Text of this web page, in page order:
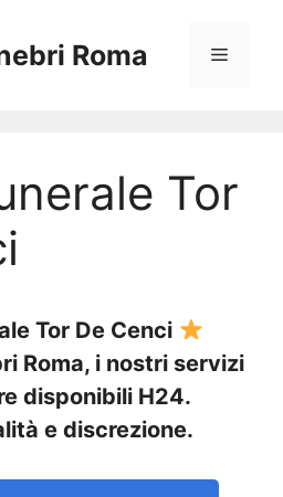
Roma Menu
Tor
Tor De Cenci
Roma, i nostri servizi
disponibili H24.
e discrezione.